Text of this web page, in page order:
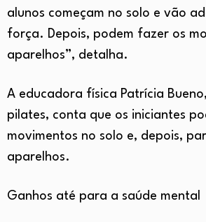
alunos começam no solo e vão
força. Depois, podem fazer os
aparelhos”, detalha.
A educadora física Patrícia
pilates, conta que os iniciantes
movimentos no solo e, depois,
aparelhos.
Ganhos até para a saúde mental